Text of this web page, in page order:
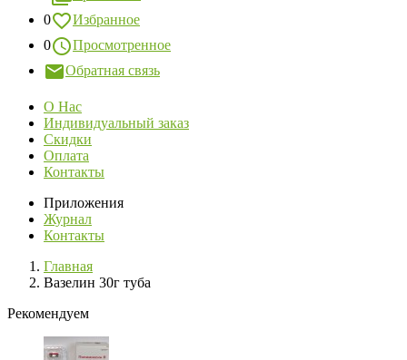
0
Избранное
0
Просмотренное
Обратная связь
О Нас
Индивидуальный заказ
Скидки
Оплата
Контакты
Приложения
Журнал
Контакты
Главная
Вазелин 30г туба
Рекомендуем